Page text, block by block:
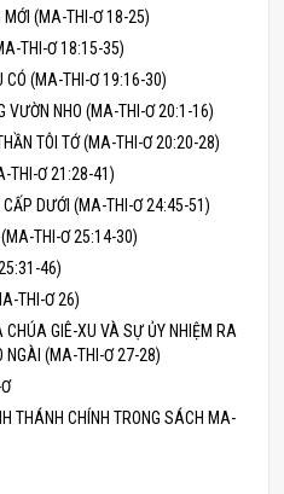
MỚI (MA-THI-Ơ 18-25)
THI-Ơ 18:15-35)
CÓ (MA-THI-Ơ 19:16-30)
VƯỜN NHO (MA-THI-Ơ 20:1-16)
TÔI TỚ (MA-THI-Ơ 20:20-28)
THI-Ơ 21:28-41)
CẤP DƯỚI (MA-THI-Ơ 24:45-51)
THI-Ơ 25:14-30)
46)
THI-Ơ 26)
CHÚA GIÊ-XU VÀ SỰ ỦY NHIỆM RA
NGÀI (MA-THI-Ơ 27-28)
THÁNH CHÍNH TRONG SÁCH MA-